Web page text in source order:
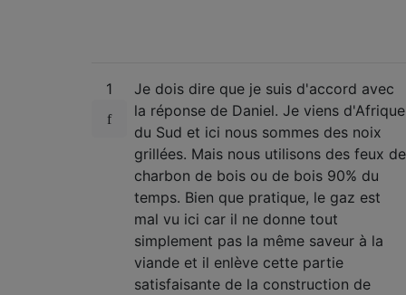
1
Je dois dire que je suis d'accord avec
la réponse de Daniel. Je viens d'Afrique
du Sud et ici nous sommes des noix
grillées. Mais nous utilisons des feux de
charbon de bois ou de bois 90% du
temps. Bien que pratique, le gaz est
mal vu ici car il ne donne tout
simplement pas la même saveur à la
viande et il enlève cette partie
satisfaisante de la construction de